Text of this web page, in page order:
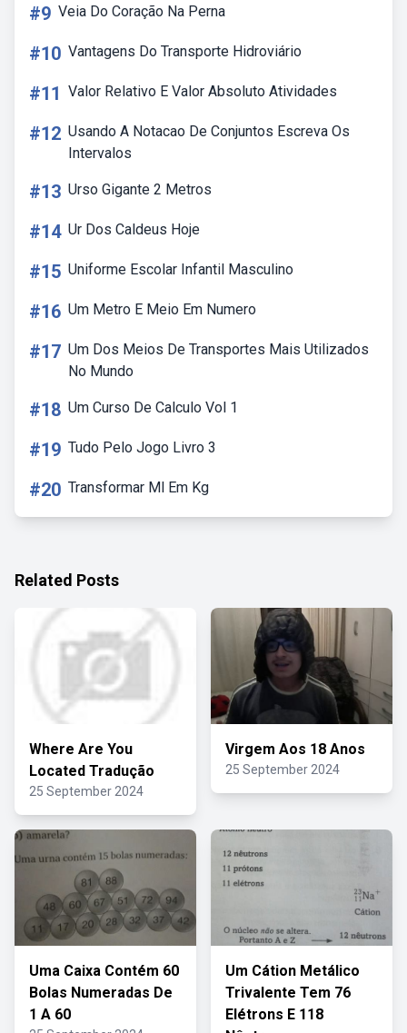
#9 Veia Do Coração Na Perna
#10 Vantagens Do Transporte Hidroviário
#11 Valor Relativo E Valor Absoluto Atividades
#12 Usando A Notacao De Conjuntos Escreva Os
Intervalos
#13 Urso Gigante 2 Metros
#14 Ur Dos Caldeus Hoje
#15 Uniforme Escolar Infantil Masculino
#16 Um Metro E Meio Em Numero
#17 Um Dos Meios De Transportes Mais Utilizados
No Mundo
#18 Um Curso De Calculo Vol 1
#19 Tudo Pelo Jogo Livro 3
#20 Transformar Ml Em Kg
Related Posts
Where Are You
Located Tradução
25 September 2024
Virgem Aos 18 Anos
25 September 2024
Uma Caixa Contém 60
Bolas Numeradas De
1 A 60
Um Cátion Metálico
Trivalente Tem 76
Elétrons E 118